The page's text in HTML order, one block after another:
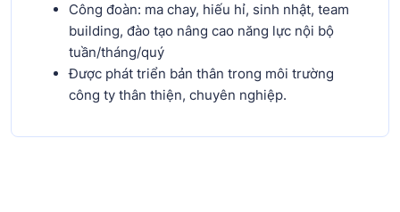
Công đoàn: ma chay, hiếu hỉ, sinh nhật, team
building, đào tạo nâng cao năng lực nội bộ
tuần/tháng/quý
Được phát triển bản thân trong môi trường
công ty thân thiện, chuyên nghiệp.